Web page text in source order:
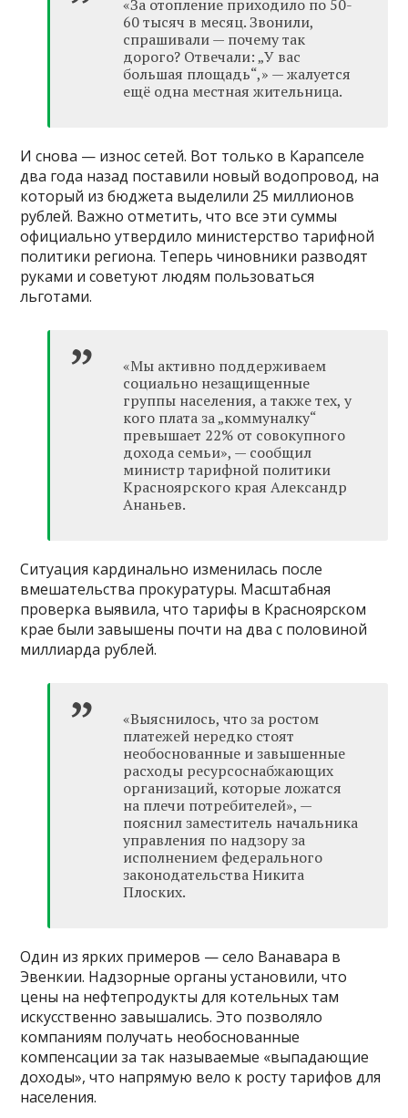
«За отопление приходило по 50-
60 тысяч в месяц. Звонили,
спрашивали — почему так
дорого? Отвечали: „У вас
большая площадь“,» — жалуется
ещё одна местная жительница.
И снова — износ сетей. Вот только в Карапселе
два года назад поставили новый водопровод, на
который из бюджета выделили 25 миллионов
рублей. Важно отметить, что все эти суммы
официально утвердило министерство тарифной
политики региона. Теперь чиновники разводят
руками и советуют людям пользоваться
льготами.
«Мы активно поддерживаем
социально незащищенные
группы населения, а также тех, у
кого плата за „коммуналку“
превышает 22% от совокупного
дохода семьи», — сообщил
министр тарифной политики
Красноярского края Александр
Ананьев.
Ситуация кардинально изменилась после
вмешательства прокуратуры. Масштабная
проверка выявила, что тарифы в Красноярском
крае были завышены почти на два с половиной
миллиарда рублей.
«Выяснилось, что за ростом
платежей нередко стоят
необоснованные и завышенные
расходы ресурсоснабжающих
организаций, которые ложатся
на плечи потребителей», —
пояснил заместитель начальника
управления по надзору за
исполнением федерального
законодательства Никита
Плоских.
Один из ярких примеров — село Ванавара в
Эвенкии. Надзорные органы установили, что
цены на нефтепродукты для котельных там
искусственно завышались. Это позволяло
компаниям получать необоснованные
компенсации за так называемые «выпадающие
доходы», что напрямую вело к росту тарифов для
населения.